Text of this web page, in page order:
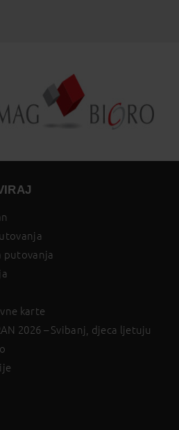
putovanja
karte
2026 – Svibanj, djeca ljetuju